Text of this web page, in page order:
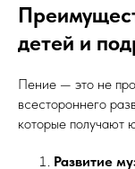
детей и
Пение — это не
всестороннего
которые получают
Развитие